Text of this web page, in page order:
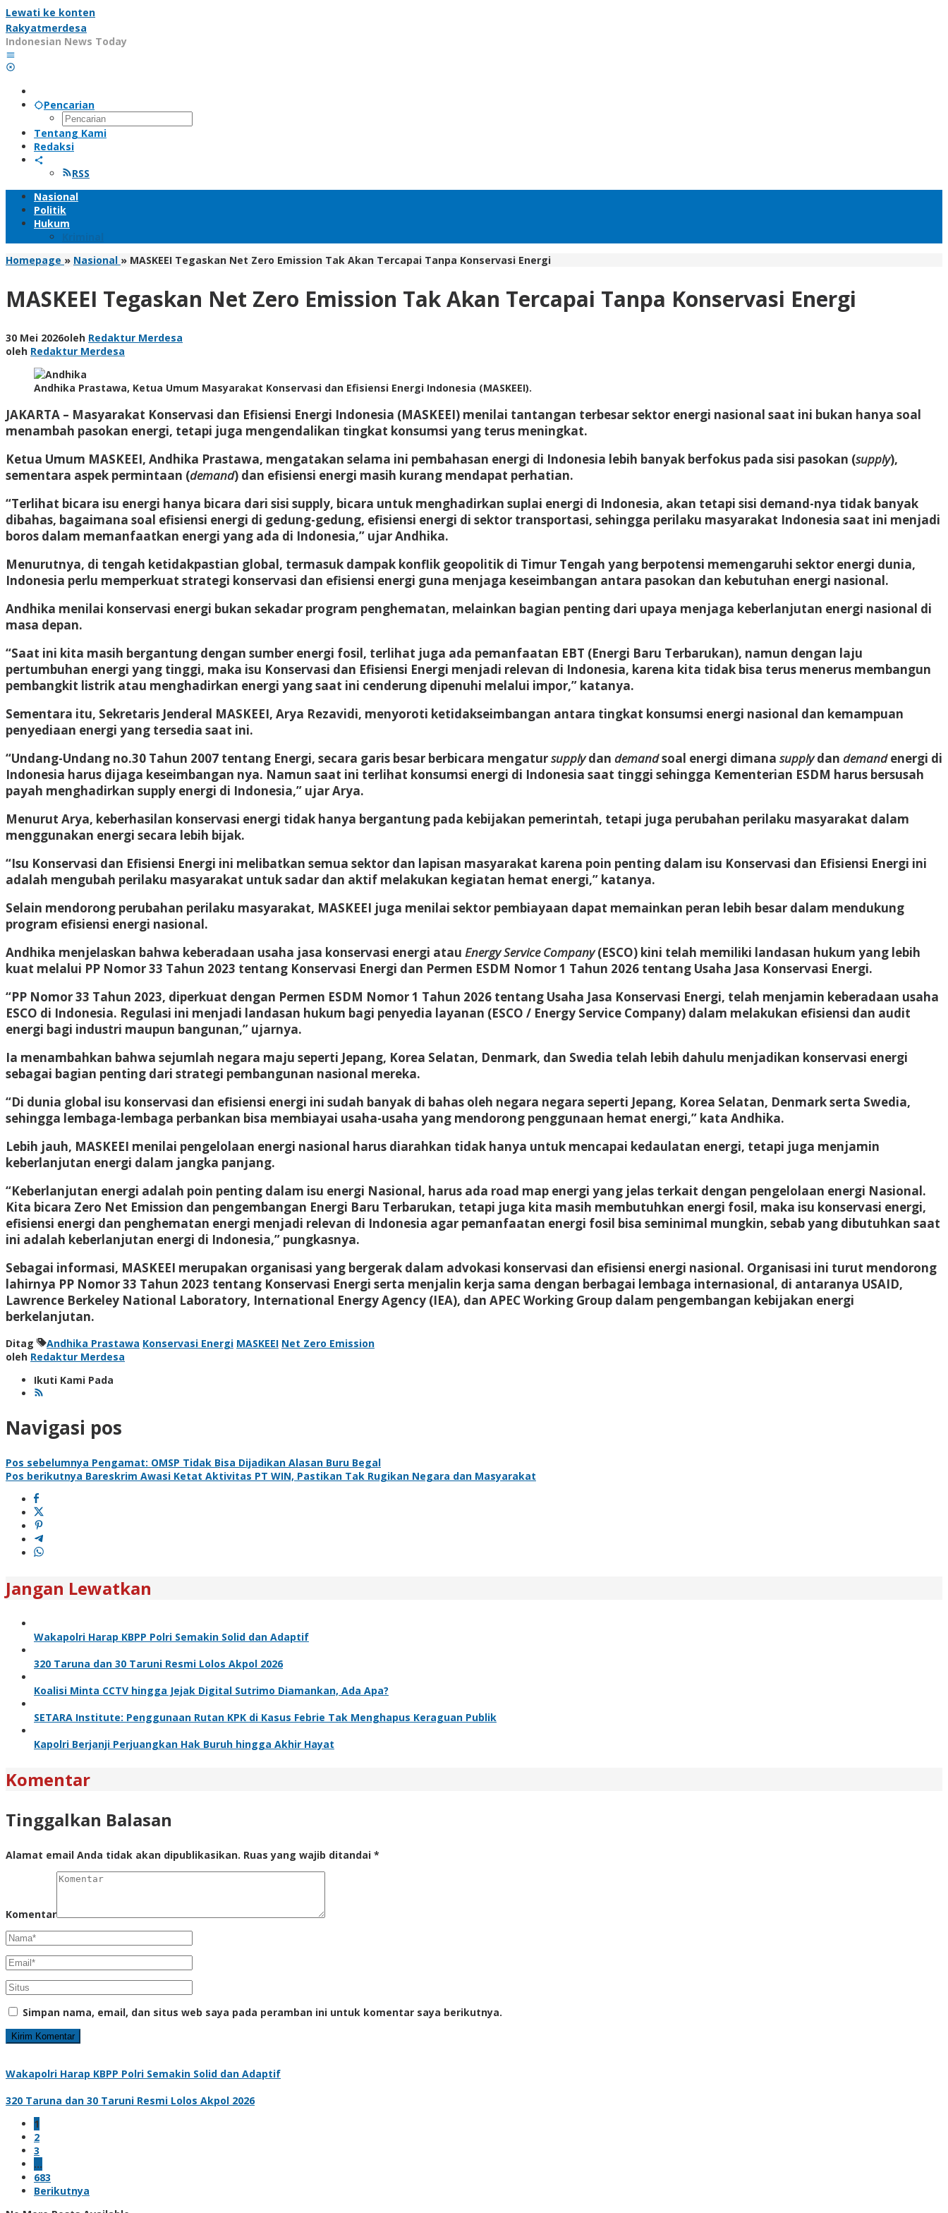
Lewati ke konten
Rakyatmerdesa
Indonesian News Today
Pencarian
Tentang Kami
Redaksi
RSS
Nasional
Politik
Hukum
Kriminal
Homepage » Nasional » MASKEEI Tegaskan Net Zero Emission Tak Akan Tercapai Tanpa Konservasi Energi
MASKEEI Tegaskan Net Zero Emission Tak Akan Tercapai Tanpa Konservasi Energi
30 Mei 2026oleh Redaktur Merdesa
oleh Redaktur Merdesa
Andhika Prastawa, Ketua Umum Masyarakat Konservasi dan Efisiensi Energi Indonesia (MASKEEI).
JAKARTA – Masyarakat Konservasi dan Efisiensi Energi Indonesia (MASKEEI) menilai tantangan terbesar sektor energi nasional saat ini bukan hanya soal
menambah pasokan energi, tetapi juga mengendalikan tingkat konsumsi yang terus meningkat.
Ketua Umum MASKEEI, Andhika Prastawa, mengatakan selama ini pembahasan energi di Indonesia lebih banyak berfokus pada sisi pasokan (supply),
sementara aspek permintaan (demand) dan efisiensi energi masih kurang mendapat perhatian.
“Terlihat bicara isu energi hanya bicara dari sisi supply, bicara untuk menghadirkan suplai energi di Indonesia, akan tetapi sisi demand-nya tidak banyak
dibahas, bagaimana soal efisiensi energi di gedung-gedung, efisiensi energi di sektor transportasi, sehingga perilaku masyarakat Indonesia saat ini menjadi
boros dalam memanfaatkan energi yang ada di Indonesia,” ujar Andhika.
Menurutnya, di tengah ketidakpastian global, termasuk dampak konflik geopolitik di Timur Tengah yang berpotensi memengaruhi sektor energi dunia,
Indonesia perlu memperkuat strategi konservasi dan efisiensi energi guna menjaga keseimbangan antara pasokan dan kebutuhan energi nasional.
Andhika menilai konservasi energi bukan sekadar program penghematan, melainkan bagian penting dari upaya menjaga keberlanjutan energi nasional di
masa depan.
“Saat ini kita masih bergantung dengan sumber energi fosil, terlihat juga ada pemanfaatan EBT (Energi Baru Terbarukan), namun dengan laju
pertumbuhan energi yang tinggi, maka isu Konservasi dan Efisiensi Energi menjadi relevan di Indonesia, karena kita tidak bisa terus menerus membangun
pembangkit listrik atau menghadirkan energi yang saat ini cenderung dipenuhi melalui impor,” katanya.
Sementara itu, Sekretaris Jenderal MASKEEI, Arya Rezavidi, menyoroti ketidakseimbangan antara tingkat konsumsi energi nasional dan kemampuan
penyediaan energi yang tersedia saat ini.
“Undang-Undang no.30 Tahun 2007 tentang Energi, secara garis besar berbicara mengatursupplydan demandsoal energi dimana supplydan demandenergi di
Indonesia harus dijaga keseimbangan nya. Namun saat ini terlihat konsumsi energi di Indonesia saat tinggi sehingga Kementerian ESDM harus bersusah
payah menghadirkan supply energi di Indonesia,” ujar Arya.
Menurut Arya, keberhasilan konservasi energi tidak hanya bergantung pada kebijakan pemerintah, tetapi juga perubahan perilaku masyarakat dalam
menggunakan energi secara lebih bijak.
“Isu Konservasi dan Efisiensi Energi ini melibatkan semua sektor dan lapisan masyarakat karena poin penting dalam isu Konservasi dan Efisiensi Energi ini
adalah mengubah perilaku masyarakat untuk sadar dan aktif melakukan kegiatan hemat energi,” katanya.
Selain mendorong perubahan perilaku masyarakat, MASKEEI juga menilai sektor pembiayaan dapat memainkan peran lebih besar dalam mendukung
program efisiensi energi nasional.
Andhika menjelaskan bahwa keberadaan usaha jasa konservasi energi atau Energy Service Company(ESCO) kini telah memiliki landasan hukum yang lebih
kuat melalui PP Nomor 33 Tahun 2023 tentang Konservasi Energi dan Permen ESDM Nomor 1 Tahun 2026 tentang Usaha Jasa Konservasi Energi.
“PP Nomor 33 Tahun 2023, diperkuat dengan Permen ESDM Nomor 1 Tahun 2026 tentang Usaha Jasa Konservasi Energi, telah menjamin keberadaan usaha
ESCO di Indonesia. Regulasi ini menjadi landasan hukum bagi penyedia layanan (ESCO / Energy Service Company) dalam melakukan efisiensi dan audit
energi bagi industri maupun bangunan,” ujarnya.
Ia menambahkan bahwa sejumlah negara maju seperti Jepang, Korea Selatan, Denmark, dan Swedia telah lebih dahulu menjadikan konservasi energi
sebagai bagian penting dari strategi pembangunan nasional mereka.
“Di dunia global isu konservasi dan efisiensi energi ini sudah banyak di bahas oleh negara negara seperti Jepang, Korea Selatan, Denmark serta Swedia,
sehingga lembaga-lembaga perbankan bisa membiayai usaha-usaha yang mendorong penggunaan hemat energi,” kata Andhika.
Lebih jauh, MASKEEI menilai pengelolaan energi nasional harus diarahkan tidak hanya untuk mencapai kedaulatan energi, tetapi juga menjamin
keberlanjutan energi dalam jangka panjang.
“Keberlanjutan energi adalah poin penting dalam isu energi Nasional, harus ada road map energi yang jelas terkait dengan pengelolaan energi Nasional.
Kita bicara Zero Net Emission dan pengembangan Energi Baru Terbarukan, tetapi juga kita masih membutuhkan energi fosil, maka isu konservasi energi,
efisiensi energi dan penghematan energi menjadi relevan di Indonesia agar pemanfaatan energi fosil bisa seminimal mungkin, sebab yang dibutuhkan saat
ini adalah keberlanjutan energi di Indonesia,” pungkasnya.
Sebagai informasi, MASKEEI merupakan organisasi yang bergerak dalam advokasi konservasi dan efisiensi energi nasional. Organisasi ini turut mendorong
lahirnya PP Nomor 33 Tahun 2023 tentang Konservasi Energi serta menjalin kerja sama dengan berbagai lembaga internasional, di antaranya USAID,
Lawrence Berkeley National Laboratory, International Energy Agency (IEA), dan APEC Working Group dalam pengembangan kebijakan energi
berkelanjutan.
Ditag Andhika Prastawa Konservasi Energi MASKEEI Net Zero Emission
oleh Redaktur Merdesa
Ikuti Kami Pada
Navigasi pos
Pos sebelumnya Pengamat: OMSP Tidak Bisa Dijadikan Alasan Buru Begal
Pos berikutnya Bareskrim Awasi Ketat Aktivitas PT WIN, Pastikan Tak Rugikan Negara dan Masyarakat
Jangan Lewatkan
Wakapolri Harap KBPP Polri Semakin Solid dan Adaptif
320 Taruna dan 30 Taruni Resmi Lolos Akpol 2026
Koalisi Minta CCTV hingga Jejak Digital Sutrimo Diamankan, Ada Apa?
SETARA Institute: Penggunaan Rutan KPK di Kasus Febrie Tak Menghapus Keraguan Publik
Kapolri Berjanji Perjuangkan Hak Buruh hingga Akhir Hayat
Komentar
Tinggalkan Balasan
Alamat email Anda tidak akan dipublikasikan. Ruas yang wajib ditandai *
Komentar
Simpan nama, email, dan situs web saya pada peramban ini untuk komentar saya berikutnya.
Wakapolri Harap KBPP Polri Semakin Solid dan Adaptif
320 Taruna dan 30 Taruni Resmi Lolos Akpol 2026
1
2
3
…
683
Berikutnya